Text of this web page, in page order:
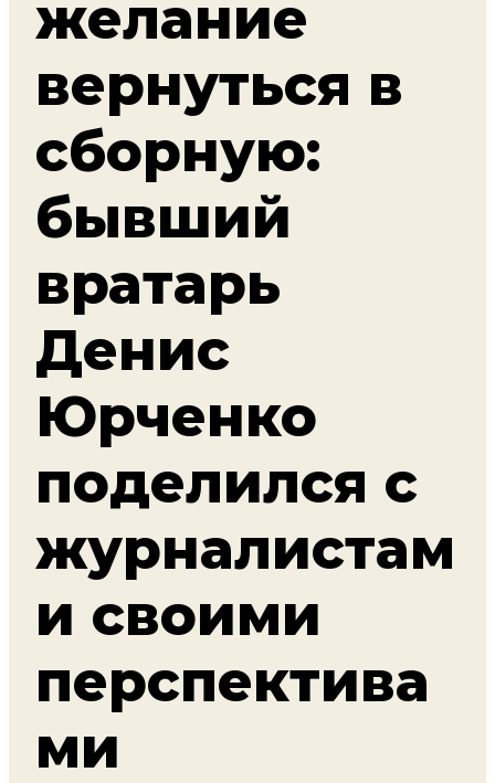
желание
вернуться в
сборную:
бывший
вратарь
Денис
Юрченко
поделился с
журналистам
и своими
перспектива
ми